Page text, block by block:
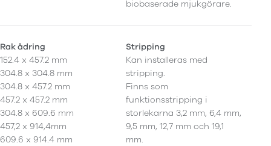
biobaserade mjukgörare.
Rak ådring
152.4 x 457.2 mm
304.8 x 304.8 mm
304.8 x 457.2 mm
457.2 x 457.2 mm
304.8 x 609.6 mm
457,2 x 914,4mm
609.6 x 914.4 mm
Stripping
Kan installeras med
stripping.
Finns som
funktionsstripping i
storlekarna 3,2 mm, 6,4 mm,
9,5 mm, 12,7 mm och 19,1
mm.